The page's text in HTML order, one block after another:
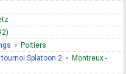
Poitiers
Splatoon 2
Montreux -